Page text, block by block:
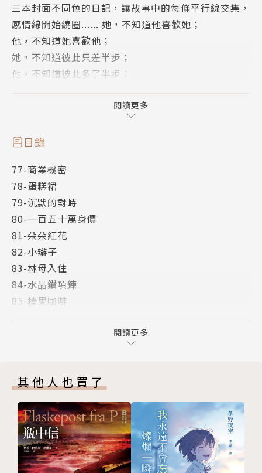
三本封面不同色的日記，讓故事中的每條平行線交集，
感情線開始繞圈...... 她，不知道他喜歡她；
他，不知道她喜歡他；
她，不知道彼此只差半步；
他，不知道彼此多了半步；
閱讀更多
目錄
77-商業機密
78-蛋糕裙
79-沉默的對峙
80-一百五十萬身價
81-朵朵紅花
82-小辮子
83-林母入住
84-水晶鑽項鍊
85-榛果咖啡
90-狗屁理由
91-癌症末期
92-風雲變色
93-一夜長大
94-母子同齡
95-最後一根菸
閱讀更多
其他人也買了